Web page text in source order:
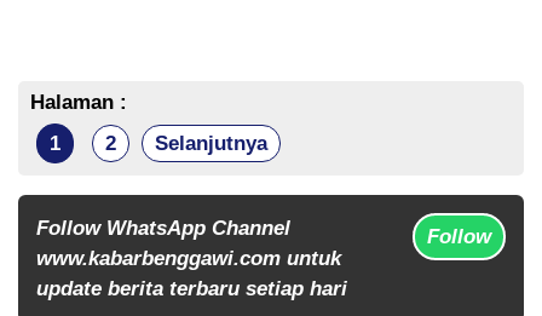
Halaman :
1
2 Selanjutnya
Follow WhatsApp Channel
www.kabarbenggawi.com untuk
update berita terbaru setiap hari
Follow